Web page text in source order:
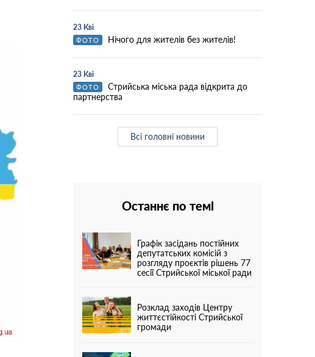
23 Кві
ФОТО Нічого для жителів без жителів!
23 Кві
ФОТО
Стрийська міська рада відкрита до
партнерства
Всі головні новини
Останнє по темі
Графік засідань постійних
депутатських комісій з
розгляду проєктів рішень 77
сесії Стрийської міської ради
Розклад заходів Центру
життєстійкості Стрийської
громади